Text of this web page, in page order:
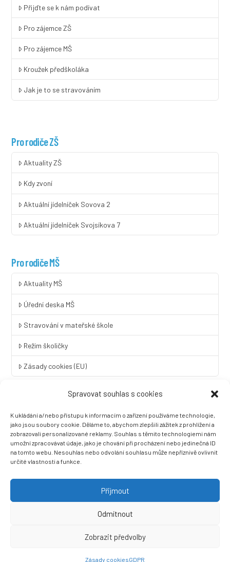
Spravovat souhlas s cookies
K ukládání a/nebo přístupu k informacím o zařízení používáme technologie,
jako jsou soubory cookie. Děláme to, abychom zlepšili zážitek z prohlížení a
zobrazovali personalizované reklamy. Souhlas s těmito technologiemi nám
umožní zpracovávat údaje, jako je chování při procházení nebo jedinečná ID
na tomto webu. Nesouhlas nebo odvolání souhlasu může nepříznivě ovlivnit
určité vlastnosti a funkce.
Přijmout
Odmítnout
Zobrazit předvolby
Zásady cookiesGDPR
Přijďte se k nám podívat
Pro zájemce ZŠ
Pro zájemce MŠ
Kroužek předškoláka
Jak je to se stravováním
Pro rodiče ZŠ
Aktuality ZŠ
Kdy zvoní
Aktuální jídelníček Sovova 2
Aktuální jídelníček Svojsíkova 7
Pro rodiče MŠ
Aktuality MŠ
Úřední deska MŠ
Stravování v mateřské škole
Režim školičky
Zásady cookies (EU)
LINGUA UNIVERSAL soukromá základní škola a mateřská škola
s.r.o.
Sovova 2
412 01 Litoměřice
+420 416 733 690
datová schránka: 3vnipkd
Než zazvoní, s.r.o.